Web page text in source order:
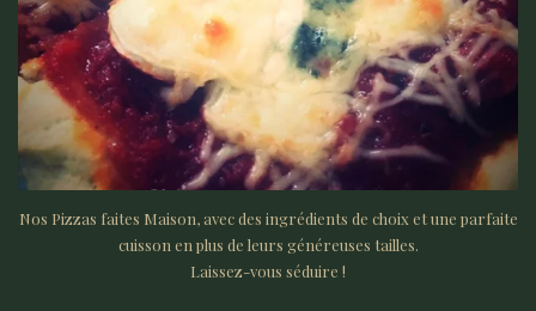
Nos Pizzas faites Maison, avec des ingrédients de choix et une parfaite
cuisson en plus de leurs généreuses tailles.
Laissez-vous séduire !